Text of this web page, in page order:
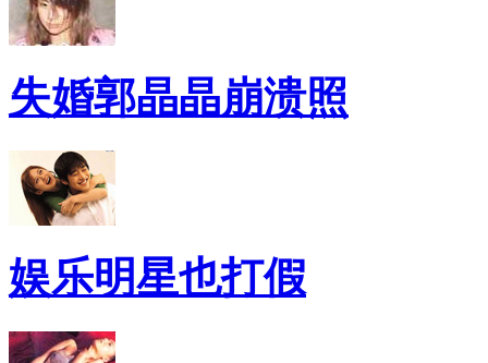
失婚郭晶晶崩溃照
娱乐明星也打假